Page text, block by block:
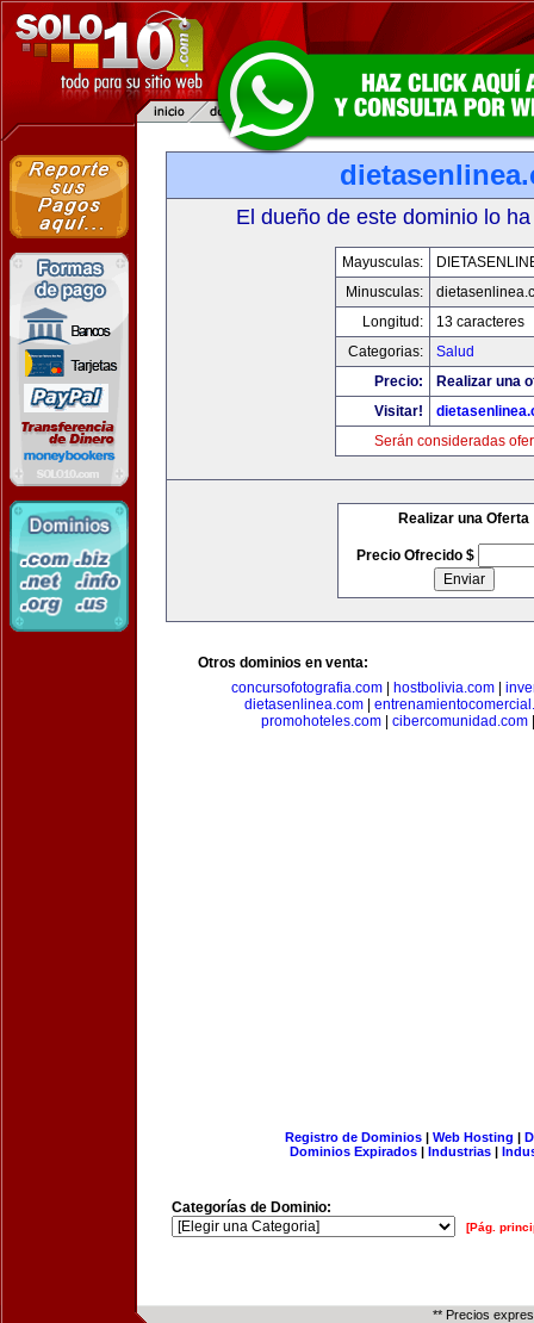
El dueño de este dominio lo
Mayusculas:
Minusculas:
Longitud:
13 caracteres
Categorias:
Salud
Precio:
Realizar una
Visitar!
Serán consideradas
Realizar una Oferta
Precio Ofrecido $
Otros dominios en venta:
concursofotografia.com| hostbolivia.com|
dietasenlinea.com|
promohoteles.com
cibercomunidad.com
Registro de Dominios| Web Hosting |
Dominios Expirados | Industrias |
Categorías de Dominio:
[Pág.
** Precios